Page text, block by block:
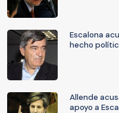
Escalona
hecho
Allende
apoyo a